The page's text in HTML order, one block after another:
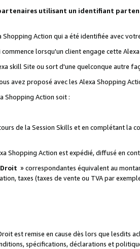
utilisant un identifiant
Action qui a été identifiée avec
lorsqu'un client engage cette
skill Site ou sort d'une quelconque autre
avez proposé avec les Alexa Shopping
Shopping Action soit :
de la Session Skills et en complétant la
Action est expédié, diffusé en
» correspondantes équivalent au
taxes (taxes de vente ou TVA par
est remise en cause dès lors que lesdits
spécifications, déclarations et